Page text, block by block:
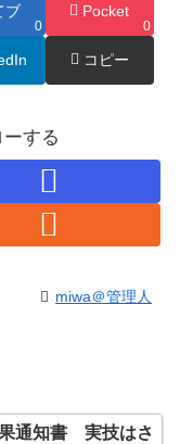
ブ
0
Pocket
0
コピー
する
miwa＠管理人
通知書 実技はさ